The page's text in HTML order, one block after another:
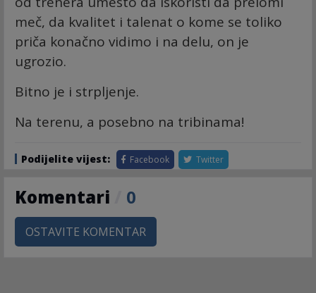
meč, da kvalitet i talenat o kome se toliko
priča konačno vidimo i na delu, on je
ugrozio.
Bitno je i strpljenje.
Na terenu, a posebno na tribinama!
Podijelite vijest: Facebook Twitter
Komentari 0
OSTAVITE KOMENTAR